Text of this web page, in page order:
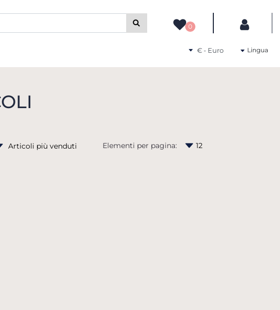
automaticamente gli altri filtri disponibili.
0
Seleziona una valuta
Lingua
Elementi per pagina: